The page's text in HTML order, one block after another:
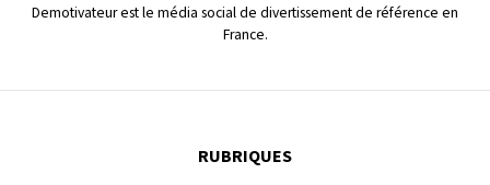
Demotivateur est le média social de divertissement de référence en
France.
RUBRIQUES